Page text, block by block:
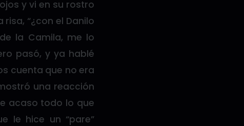
y vi en su rostro
“¿con el Danilo
la Camila, me lo
pasó, y ya hablé
cuenta que no era
una reacción
acaso todo lo que
le hice un “pare”